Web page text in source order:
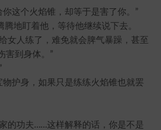
这个火焰锥，却等于是害了你。”
地盯着他，等待他继续说下去。
人练了，难免就会脾气暴躁，甚至
害到身体。”
护身，如果只是练练火焰锥也就罢
的功夫……这样解释的话，你是不是